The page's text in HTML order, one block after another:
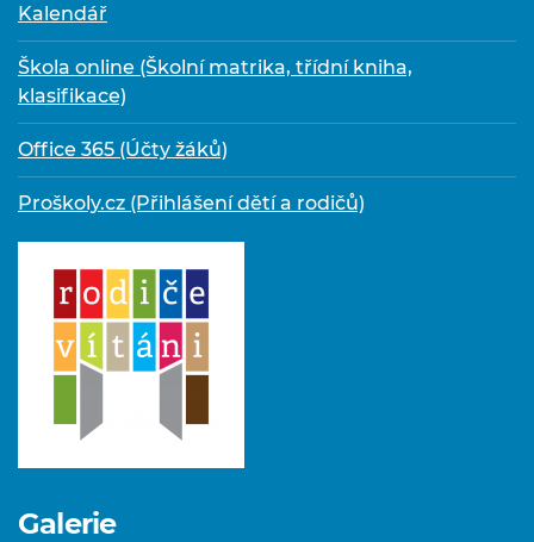
Kalendář
Škola online (Školní matrika, třídní kniha,
klasifikace)
Office 365 (Účty žáků)
Proškoly.cz (Přihlášení dětí a rodičů)
Galerie